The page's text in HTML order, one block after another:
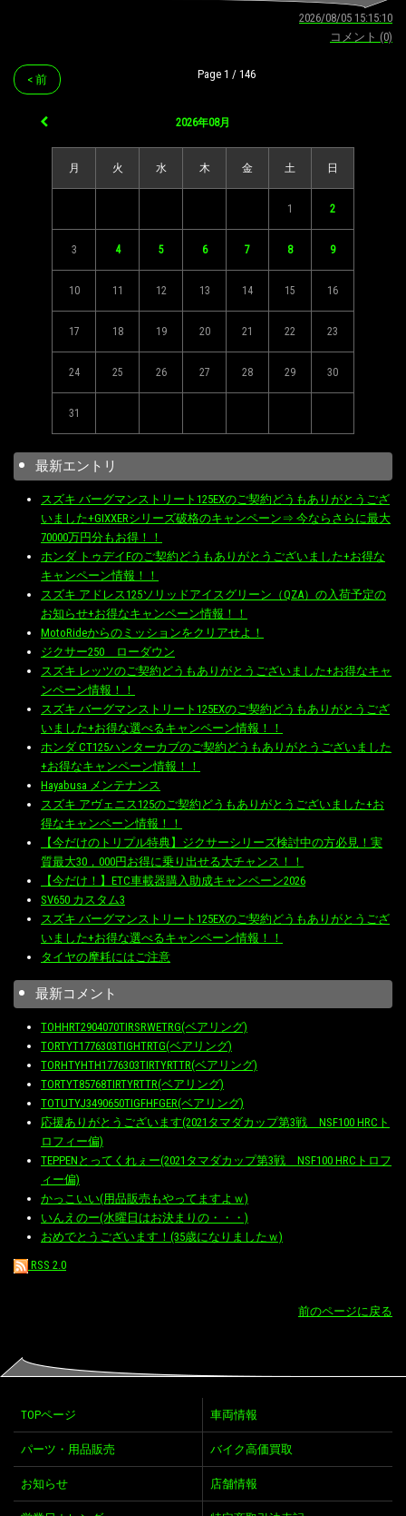
2026/08/05 15:15:10
コメント (0)
< 前 Page 1 / 146
2026年08月
月 火 水 木 金 土 日
1 2
3 4 5 6 7 8 9
10 11 12 13 14 15 16
17 18 19 20 21 22 23
24 25 26 27 28 29 30
31
最新エントリ
スズキ バーグマンストリート125EXのご契約どうもありがとうござ
いました+GIXXERシリーズ破格のキャンペーン⇒ 今ならさらに最大
70000万円分もお得！！
ホンダ トゥデイFのご契約どうもありがとうございました+お得な
キャンペーン情報！！
スズキ アドレス125ソリッドアイスグリーン（QZA）の入荷予定の
お知らせ+お得なキャンペーン情報！！
MotoRideからのミッションをクリアせよ！
ジクサー250 ローダウン
スズキ レッツのご契約どうもありがとうございました+お得なキャ
ンペーン情報！！
スズキ バーグマンストリート125EXのご契約どうもありがとうござ
いました+お得な選べるキャンペーン情報！！
ホンダ CT125ハンターカブのご契約どうもありがとうございました
+お得なキャンペーン情報！！
Hayabusa メンテナンス
スズキ アヴェニス125のご契約どうもありがとうございました+お
得なキャンペーン情報！！
【今だけのトリプル特典】ジクサーシリーズ検討中の方必見！実
質最大30，000円お得に乗り出せる大チャンス！！
【今だけ！】ETC車載器購入助成キャンペーン2026
SV650 カスタム3
スズキ バーグマンストリート125EXのご契約どうもありがとうござ
いました+お得な選べるキャンペーン情報！！
タイヤの摩耗にはご注意
最新コメント
TOHHRT2904070TIRSRWETRG(ベアリング)
TORTYT1776303TIGHTRTG(ベアリング)
TORHTYHTH1776303TIRTYRTTR(ベアリング)
TORTYT85768TIRTYRTTR(ベアリング)
TOTUTYJ3490650TIGFHFGER(ベアリング)
応援ありがとうございます(2021タマダカップ第3戦 NSF100 HRCト
ロフィー偏)
TEPPENとってくれぇー(2021タマダカップ第3戦 NSF100 HRCトロフ
ィー偏)
かっこいい(用品販売もやってますよｗ)
いんえのー(水曜日はお決まりの・・・)
おめでとうございます！(35歳になりましたｗ)
RSS 2.0
前のページに戻る
TOPページ 車両情報
パーツ・用品販売 バイク高価買取
お知らせ 店舗情報